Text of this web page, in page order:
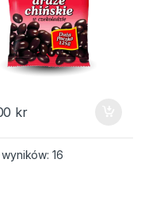
kr
16Posortowane